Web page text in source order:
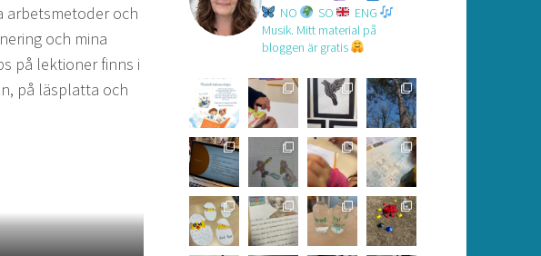
arbetsmetoder och
och mina
på lektioner finns i
på läsplatta och
NO
SO
ENG
Musik. Mitt material på
bloggen är gratis